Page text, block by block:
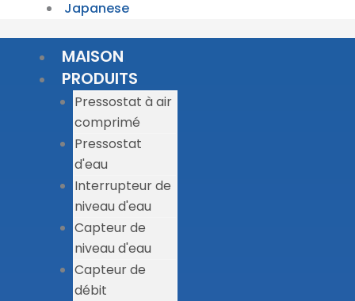
Japanese
MAISON
PRODUITS
Pressostat à air
comprimé
Pressostat
d'eau
Interrupteur de
niveau d'eau
Capteur de
niveau d'eau
Capteur de
débit